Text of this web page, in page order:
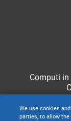
Computi in
We use cookies
parties, to allow